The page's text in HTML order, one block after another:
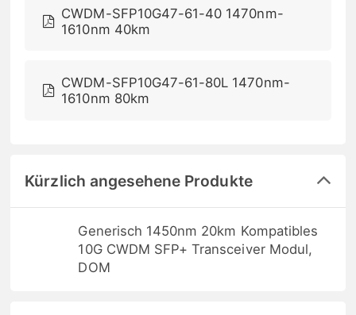
CWDM-SFP10G47-61-40 1470nm-
1610nm 40km
CWDM-SFP10G47-61-80L 1470nm-
1610nm 80km
Kürzlich angesehene Produkte
Generisch 1450nm 20km Kompatibles
10G CWDM SFP+ Transceiver Modul,
DOM